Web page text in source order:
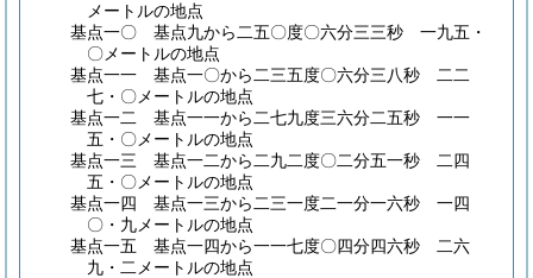
メートルの地点
基点一〇 基点九から二五〇度〇六分三三秒 一九五・
〇メートルの地点
基点一一 基点一〇から二三五度〇六分三八秒 二二
七・〇メートルの地点
基点一二 基点一一から二七九度三六分二五秒 一一
五・〇メートルの地点
基点一三 基点一二から二九二度〇二分五一秒 二四
五・〇メートルの地点
基点一四 基点一三から二三一度二一分一六秒 一四
〇・九メートルの地点
基点一五 基点一四から一一七度〇四分四六秒 二六
九・二メートルの地点